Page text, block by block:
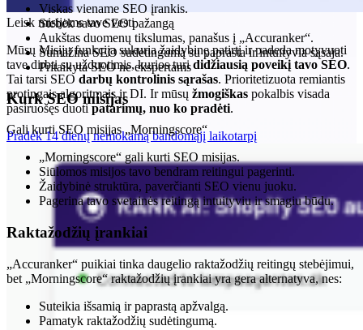
Leisk misijoms tave vesti
Mūsų Misijų funkcija sukuria žaidybinę patirtį ir padeda motyvuoti
tave dirbti su užduotimis, kurios turididžiausią poveikį tavo SEO.
Tai tarsi SEO darbų kontrolinis sąrašas. Prioritetizuota remiantis
protingais algoritmais ir DI. Ir mūsų žmogiškas pokalbis visada
pasiruošęs duotipatarimų, nuo ko pradėti.
Pradėk 14 dienų nemokamą bandomąjį laikotarpį
Viskas viename SEO įrankis.
Stebėk savo SEO pažangą
Aukštas duomenų tikslumas, panašus į „Accuranker“.
Sumažina SEO sudėtingumą su paprasta ir intuityvia sąsaja.
Pritaikyta SEO ne ekspertams
Kurk SEO misijas
Gali kurti SEO misijas „Morningscore“
„Morningscore“ gali kurti SEO misijas.
Siūlomos misijos tavo bendram reitingui pagerinti.
Žaidybinė struktūra, paverčianti SEO vienu juoku.
Pagerina tavo svetainės reitingą intuityviu ir smagiu būdu.
Raktažodžių įrankiai
„Accuranker“ puikiai tinka daugelio raktažodžių reitingų stebėjimui,
bet „Morningscore“ raktažodžių įrankiai yra gera alternatyva, nes:
Suteikia išsamią ir paprastą apžvalgą.
Pamatyk raktažodžių sudėtingumą.